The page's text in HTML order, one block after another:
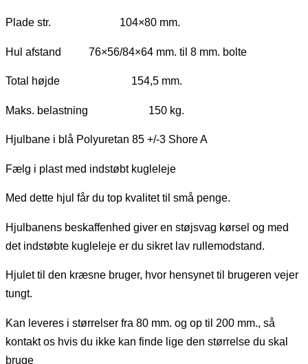
Plade str. 104×80 mm.
Hul afstand 76×56/84×64 mm. til 8 mm. bolte
Total højde 154,5 mm.
Maks. belastning 150 kg.
Hjulbane i blå Polyuretan 85 +/-3 Shore A
Fælg i plast med indstøbt kugleleje
Med dette hjul får du top kvalitet til små penge.
Hjulbanens beskaffenhed giver en støjsvag kørsel og med
det indstøbte kugleleje er du sikret lav rullemodstand.
Hjulet til den kræsne bruger, hvor hensynet til brugeren vejer
tungt.
Kan leveres i størrelser fra 80 mm. og op til 200 mm., så
kontakt os hvis du ikke kan finde lige den størrelse du skal
bruge